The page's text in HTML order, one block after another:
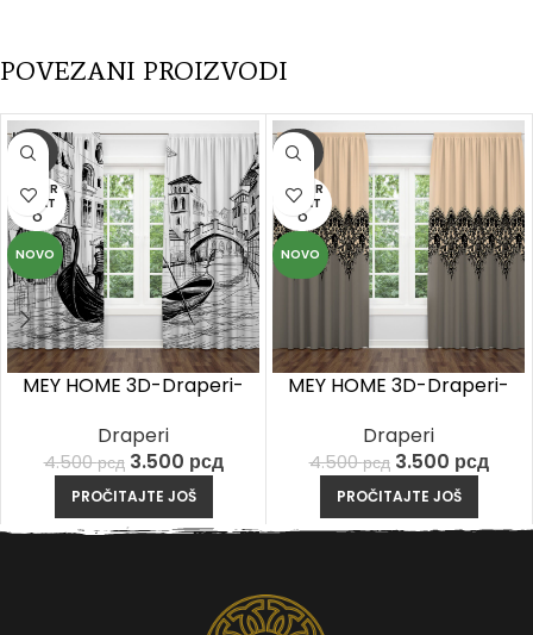
POVEZANI PROIZVODI
-22%
RASPR
ODAT
O
NOVO
MEY HOME 3D-Draperi-
Draperi
4.500рсд 3.500 рсд
PROČITAJTE JOŠ
-22%
RASPR
ODAT
O
NOVO
MEY HOME 3D-Draperi-
Draperi
4.500рсд 3.500 рсд
PROČITAJTE JOŠ